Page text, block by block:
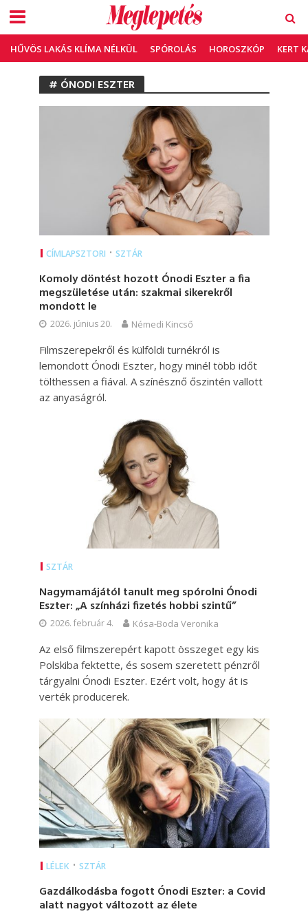
HŰVÖS LAKÁS KLÍMA NÉLKÜL SPÓROLÁS HOROSZKÓP KERT
# ÓNODI ESZTER
CÍMLAPSZTORI • SZTÁR
Komoly döntést hozott Ónodi Eszter a fia
megszületése után: szakmai sikerekről
mondott le
2026. június 20. Némedi Kincső
Filmszerepekről és külföldi turnékról is
lemondott Ónodi Eszter, hogy minél több időt
tölthessen a fiával. A színésznő őszintén vallott
az anyaságról.
SZTÁR
Nagymamájától tanult meg spórolni Ónodi
Eszter: „A színházi fizetés hobbi szintű”
2026. február 4. Kósa-Boda Veronika
Az első filmszerepért kapott összeget egy kis
Polskiba fektette, és sosem szeretett pénzről
tárgyalni Ónodi Eszter. Ezért volt, hogy át is
verték producerek.
LÉLEK • SZTÁR
Gazdálkodásba fogott Ónodi Eszter: a Covid
alatt nagyot változott az élete